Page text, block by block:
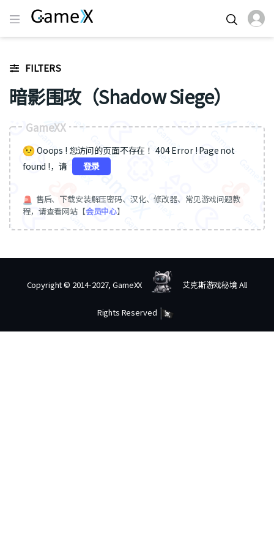
FILTERS
暗影围攻（Shadow Siege）
GameXX
Ooops ! 您访问的页面不存在 ！404 Error ! Page not
found !，请
登录
售后、下载安装解压密码、汉化、修改器、常见游戏问题教
程，请查看网站【会员中心】
Copyright © 2014-2027, GameXX 艾克斯游戏秘境 All
Rights Reserved